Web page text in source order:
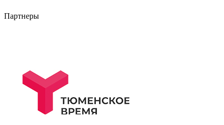
Партнеры